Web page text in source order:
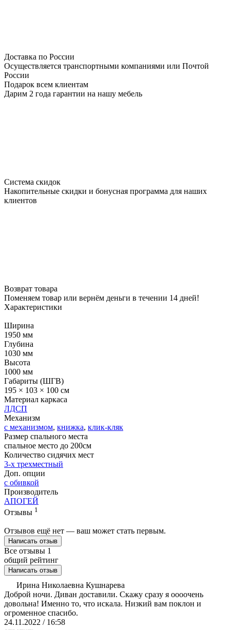
Доставка по России
Осуществляется транспортными компаниями или Почтой
России
Подарок всем клиентам
Дарим 2 года гарантии на нашу мебель
Система скидок
Накопительные скидки и бонусная программа для наших
клиентов
Возврат товара
Поменяем товар или вернём деньги в течении 14 дней!
Характеристики
Ширина
1950 мм
Глубина
1030 мм
Высота
1000 мм
Габариты (ШГВ)
195 × 103 × 100 см
Материал каркаса
ЛДСП
Механизм
с механизмом, книжка, клик-кляк
Размер спального места
спальное место до 200см
Количество сидячих мест
3-x трехместный
Доп. опции
с обивкой
Производитель
АПОГЕЙ
Отзывы 1
Отзывов ещё нет — ваш может стать первым.
Написать отзыв
Все отзывы 1
общий рейтинг
Написать отзыв
Ирина Николаевна Кушнарева
Доброй ночи. Диван доставили. Скажу сразу я оооочень
довольна! Именно то, что искала. Низкий вам поклон и
огроменное спасибо.
24.11.2022 / 16:58